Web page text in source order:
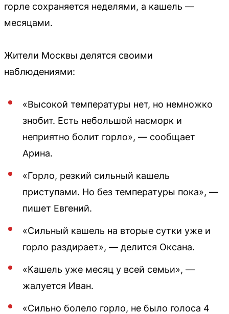
горле сохраняется неделями, а кашель —
месяцами.
Жители Москвы делятся своими
наблюдениями:
«Высокой температуры нет, но немножко
знобит. Есть небольшой насморк и
неприятно болит горло», — сообщает
Арина.
«Горло, резкий сильный кашель
приступами. Но без температуры пока», —
пишет Евгений.
«Сильный кашель на вторые сутки уже и
горло раздирает», — делится Оксана.
«Кашель уже месяц у всей семьи», —
жалуется Иван.
«Сильно болело горло, не было голоса 4